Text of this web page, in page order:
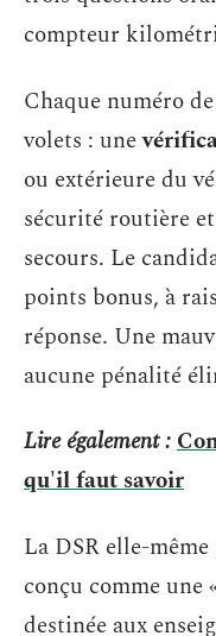
compteur
Chaque numéro
volets : une
ou extérieure du
sécurité routière
secours. Le
points bonus, à
réponse. Une
aucune pénalité
Lire également :
qu'il faut savoir
La DSR elle-
conçu comme une
destinée aux